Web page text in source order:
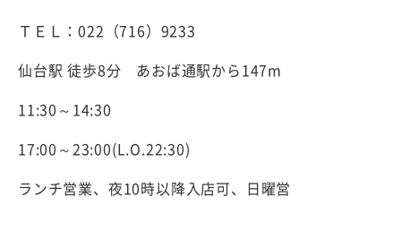
ＴＥＬ：022（716）9233
仙台駅 徒歩8分 あおば通駅から147m
11:30～14:30
17:00～23:00(L.O.22:30)
ランチ営業、夜10時以降入店可、日曜営